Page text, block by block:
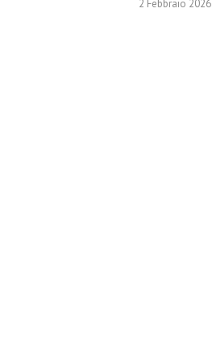
2 Febbraio 2026